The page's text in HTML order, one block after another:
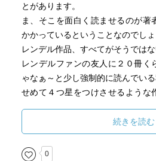
とがあります。
ま、そこを面白く読ませるのが著
かかっているということなのでしょ
レンデル作品、すべてがそうではな
レンデルファンの友人に２０冊く
ゃなぁ～と少し強制的に読んでいる
せめて４つ星をつけさせるような
続きを読む
0